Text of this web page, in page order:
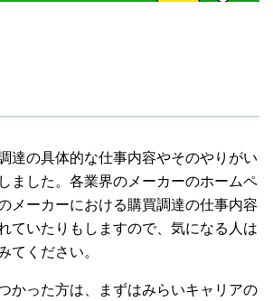
達の具体的な仕事内容やそのやりがい
ました。各業界のメーカーのホームペ
メーカーにおける購買調達の仕事内容
ていたりもしますので、気になる人は
てください。
かった方は、まずはみらいキャリアの